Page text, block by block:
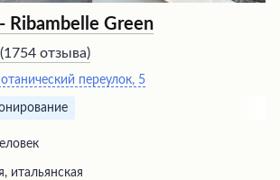
Green
(1754 отзыва)
переулок, 5
итальянская